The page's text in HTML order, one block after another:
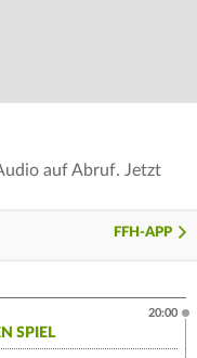
auf Abruf. Jetzt
FFH-APP
SPIEL
20:00